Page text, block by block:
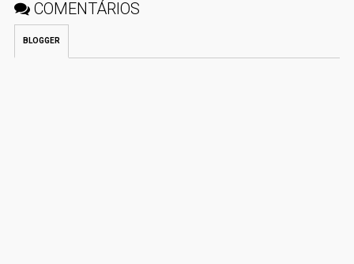
COMENTÁRIOS
BLOGGER